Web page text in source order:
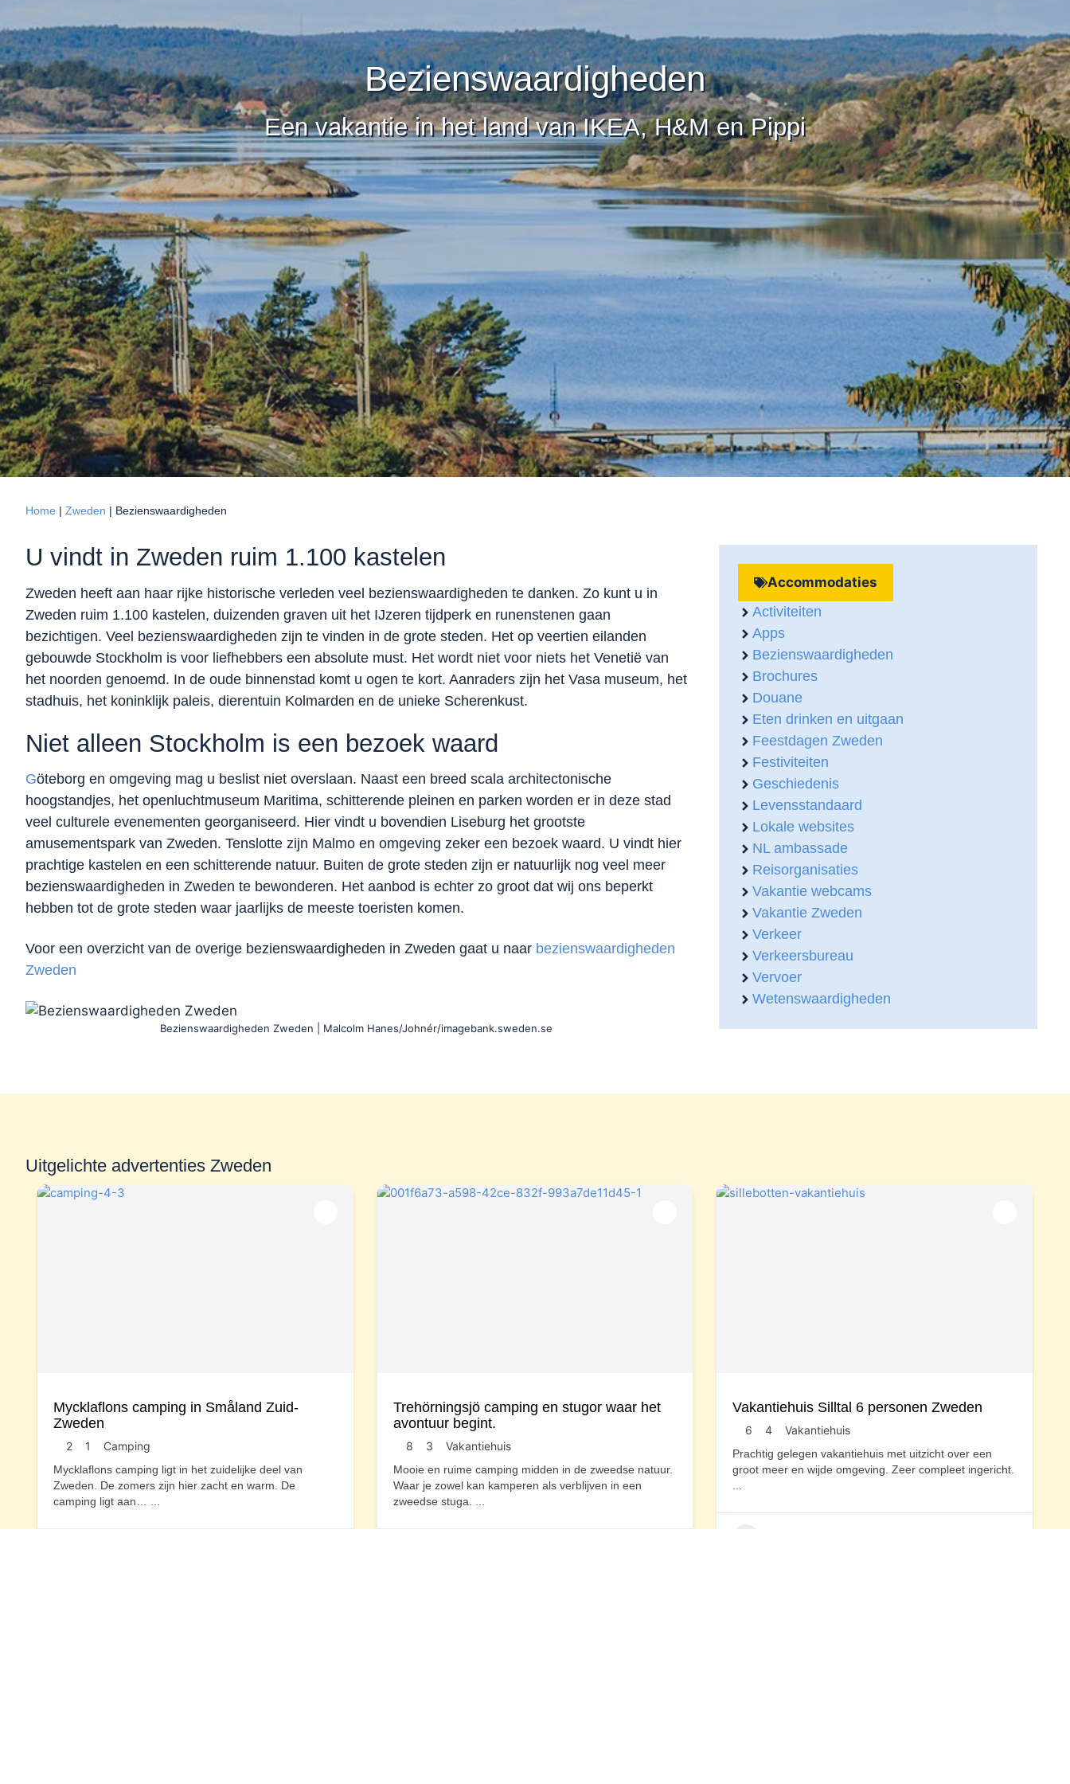
Bezienswaardigheden
Een vakantie in het land van IKEA, H&M en Pippi
Home | Zweden | Bezienswaardigheden
U vindt in Zweden ruim 1.100 kastelen
Zweden heeft aan haar rijke historische verleden veel bezienswaardigheden te danken. Zo kunt u in
Zweden ruim 1.100 kastelen, duizenden graven uit het IJzeren tijdperk en runenstenen gaan
bezichtigen. Veel bezienswaardigheden zijn te vinden in de grote steden. Het op veertien eilanden
gebouwde Stockholm is voor liefhebbers een absolute must. Het wordt niet voor niets het Venetië van
het noorden genoemd. In de oude binnenstad komt u ogen te kort. Aanraders zijn het Vasa museum, het
stadhuis, het koninklijk paleis, dierentuin Kolmarden en de unieke Scherenkust.
Niet alleen Stockholm is een bezoek waard
Göteborg en omgeving mag u beslist niet overslaan. Naast een breed scala architectonische
hoogstandjes, het openluchtmuseum Maritima, schitterende pleinen en parken worden er in deze stad
veel culturele evenementen georganiseerd. Hier vindt u bovendien Liseburg het grootste
amusementspark van Zweden. Tenslotte zijn Malmo en omgeving zeker een bezoek waard. U vindt hier
prachtige kastelen en een schitterende natuur. Buiten de grote steden zijn er natuurlijk nog veel meer
bezienswaardigheden in Zweden te bewonderen. Het aanbod is echter zo groot dat wij ons beperkt
hebben tot de grote steden waar jaarlijks de meeste toeristen komen.
Voor een overzicht van de overige bezienswaardigheden in Zweden gaat u naar bezienswaardigheden
Zweden
Bezienswaardigheden Zweden | Malcolm Hanes/Johnér/imagebank.sweden.se
Accommodaties
Activiteiten
Apps
Bezienswaardigheden
Brochures
Douane
Eten drinken en uitgaan
Feestdagen Zweden
Festiviteiten
Geschiedenis
Levensstandaard
Lokale websites
NL ambassade
Reisorganisaties
Vakantie webcams
Vakantie Zweden
Verkeer
Verkeersbureau
Vervoer
Wetenswaardigheden
Uitgelichte advertenties Zweden
Mycklaflons camping in Småland Zuid-
Zweden
2 1 Camping
Mycklaflons camping ligt in het zuidelijke deel van
Zweden. De zomers zijn hier zacht en warm. De
camping ligt aan…
Trehörningsjö camping en stugor waar het
avontuur begint.
8 3 Vakantiehuis
Mooie en ruime camping midden in de zweedse natuur.
Waar je zowel kan kamperen als verblijven in een
zweedse stuga.
Vakantiehuis Silltal 6 personen Zweden
6 4 Vakantiehuis
Prachtig gelegen vakantiehuis met uitzicht over een
groot meer en wijde omgeving. Zeer compleet ingericht.